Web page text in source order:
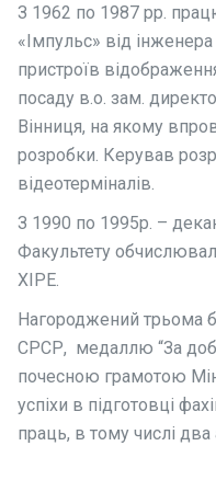
З 1962 по 1987 рр.
«Імпульс» від
пристроїв
посаду в.о. зам.
Вінниця, на якому
розробки. Керував
відеотерміналів.
З 1990 по 1995р. –
Факультету
ХІРЕ.
Нагороджений
СРСР, медаллю “За
почесною грамотою
успіхи в підготовці
праць, в тому числі два